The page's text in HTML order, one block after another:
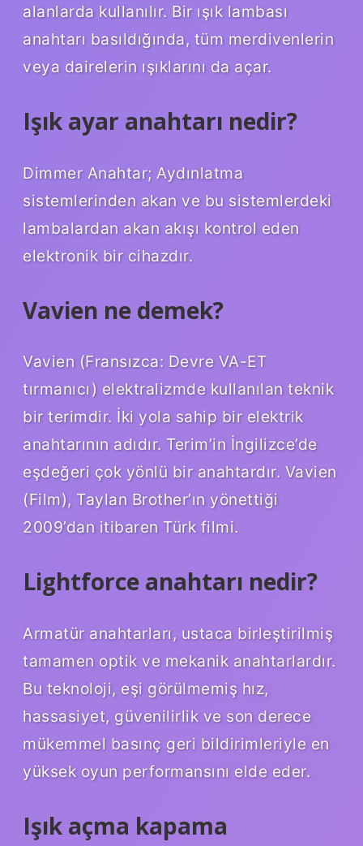
alanlarda kullanılır. Bir ışık lambası
anahtarı basıldığında, tüm merdivenlerin
veya dairelerin ışıklarını da açar.
Işık ayar anahtarı nedir?
Dimmer Anahtar; Aydınlatma
sistemlerinden akan ve bu sistemlerdeki
lambalardan akan akışı kontrol eden
elektronik bir cihazdır.
Vavien ne demek?
Vavien (Fransızca: Devre VA-ET
tırmanıcı) elektralizmde kullanılan teknik
bir terimdir. İki yola sahip bir elektrik
anahtarının adıdır. Terim’in İngilizce’de
eşdeğeri çok yönlü bir anahtardır. Vavien
(Film), Taylan Brother’ın yönettiği
2009’dan itibaren Türk filmi.
Lightforce anahtarı nedir?
Armatür anahtarları, ustaca birleştirilmiş
tamamen optik ve mekanik anahtarlardır.
Bu teknoloji, eşi görülmemiş hız,
hassasiyet, güvenilirlik ve son derece
mükemmel basınç geri bildirimleriyle en
yüksek oyun performansını elde eder.
Işık açma kapama